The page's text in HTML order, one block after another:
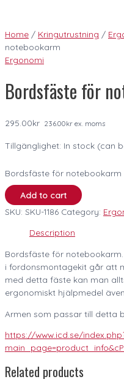
Home / Kringutrustning /
notebookarm
Ergonomi
Bordsfäste för
295.00kr 236.00kr ex. moms
Tillgänglighet: In stock (can
Bordsfäste för notebookarm
Add to cart
SKU: SKU-1186 Category:
Description
Bordsfäste för
i fordonsmontagekit går att
med detta fäste kan man
ergonomiskt hjälpmedel
Armen som passar till detta
https://www.icd.se/
Related products